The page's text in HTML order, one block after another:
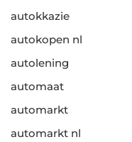
autokkazie
autokopen nl
autolening
automaat
automarkt
automarkt nl